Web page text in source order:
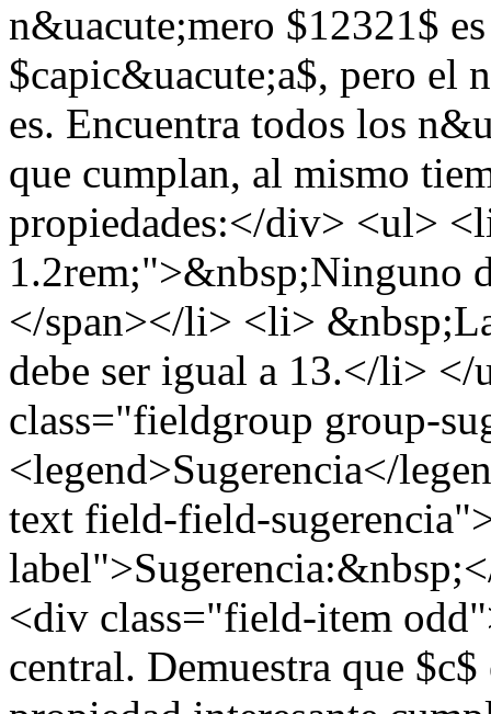
n&uacute;mero $12321$
$capic&uacute;a$, pero el
es. Encuentra todos los
que cumplan, al mismo
propiedades:</div> <ul>
1.2rem;">&nbsp;Ninguno
</span></li> <li>
debe ser igual a 13.</li>
class="fieldgroup group-
<legend>Sugerencia</
text field-field-
<div class="field-item
central. Demuestra que